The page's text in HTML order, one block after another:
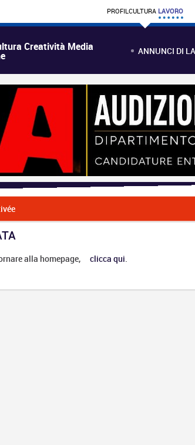
PROFILCULTURA LAVORO
Creatività Media ANNUNCI DI
alla homepage, clicca qui